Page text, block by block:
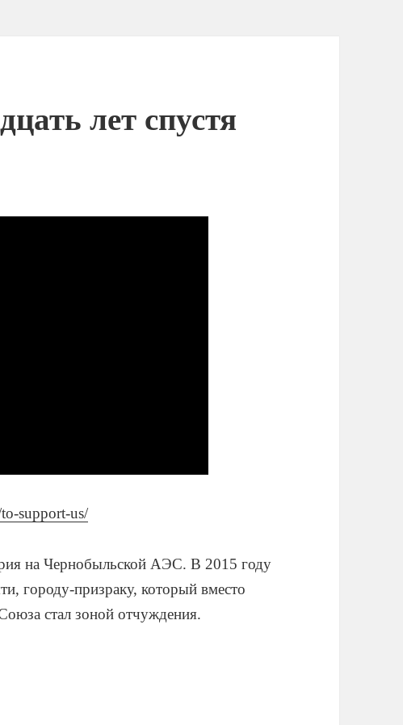
лет спустя
support-us/
на Чернобыльской АЭС. В 2015 году
городу-призраку, который вместо
стал зоной отчуждения.